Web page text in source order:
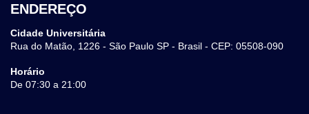
ENDEREÇO
Cidade Universitária
Rua do Matão, 1226 - São Paulo SP - Brasil - CEP: 05508-090
Horário
De 07:30 a 21:00